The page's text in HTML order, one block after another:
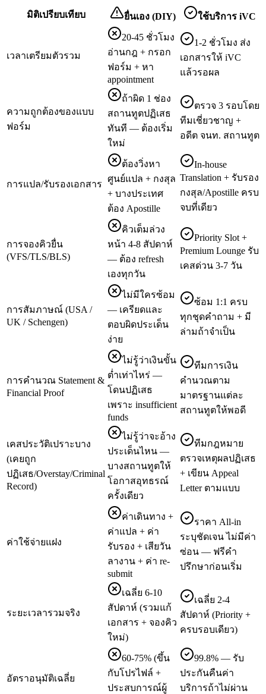
มิติเปรียบเทียบ ยื่นเอง (DIY) ใช้บริการ iVC
เวลาเตรียมตัวรวม
20-45 ชั่วโมง
อ่านกฎ + กรอก
ฟอร์ม + หา
appointment
1-2 ชั่วโมง ส่ง
เอกสารให้ iVC
แล้วรอผล
ความถูกต้องของแบบ
ฟอร์ม
ถ้าผิด 1 ช่อง
สถานทูตปฏิเสธ
ทันที — ต้องเริ่ม
ใหม่
ตรวจ 3 รอบโดย
ทีมเชี่ยวชาญ +
อดีต จนท. สถานทูต
การแปล/รับรองเอกสาร
ต้องวิ่งหา
ศูนย์แปล + กงสุล
+ บางประเทศ
ต้อง Apostille
In-house
Translation + รับรอง
กงสุล/Apostille ครบ
จบที่เดียว
การจองคิวยื่น
(VFS/TLS/BLS)
คิวเต็มล่วง
หน้า 4-8 สัปดาห์
— ต้อง refresh
เองทุกวัน
Priority Slot +
Premium Lounge รับ
เคสด่วน 3-7 วัน
การสัมภาษณ์ (USA /
UK / Schengen)
ไม่มีใครซ้อม
— เครียดและ
ตอบผิดประเด็น
ง่าย
ซ้อม 1:1 ครบ
ทุกชุดคำถาม + มี
ล่ามถ้าจำเป็น
การคำนวณ Statement &
Financial Proof
ไม่รู้ว่าเงินขั้น
ต่ำเท่าไหร่ —
โดนปฏิเสธ
เพราะ insufficient
funds
ทีมการเงิน
คำนวณตาม
มาตรฐานแต่ละ
สถานทูตให้พอดี
เคสประวัติเปราะบาง
(เคยถูก
ปฏิเสธ/Overstay/Criminal
Record)
ไม่รู้ว่าจะอ้าง
ประเด็นไหน —
บางสถานทูตให้
โอกาสอุทธรณ์
ครั้งเดียว
ทีมกฎหมาย
ตรวจเหตุผลปฏิเสธ
+ เขียน Appeal
Letter ตามแบบ
ค่าใช้จ่ายแฝง
ค่าเดินทาง +
ค่าแปล + ค่า
รับรอง + เสียวัน
ลางาน + ค่า re-
submit
ราคา All-in
ระบุชัดเจน ไม่มีค่า
ซ่อน — ฟรีคำ
ปรึกษาก่อนเริ่ม
ระยะเวลารวมจริง
เฉลี่ย 6-10
สัปดาห์ (รวมแก้
เอกสาร + จองคิว
ใหม่)
เฉลี่ย 2-4
สัปดาห์ (Priority +
ครบรอบเดียว)
อัตราอนุมัติเฉลี่ย
60-75% (ขึ้น
กับโปรไฟล์ +
ประสบการณ์ผู้
99.8% — รับ
ประกันคืนค่า
บริการถ้าไม่ผ่าน